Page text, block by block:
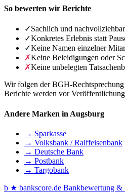
So bewerten wir Berichte
✓Sachlich und nachvollziehbar
✓Konkretes Erlebnis statt
✓Keine Namen einzelner
✗Keine Beleidigungen oder
✗Keine unbelegten
Wir folgen der BGH-
Berichte werden vor
Andere Marken in Augsburg
→ Sparkasse
→ Volksbank / Raiffeisenbank
→ Deutsche Bank
→ Postbank
→ Targobank
b ★ bankscore.de Bankbewertung &